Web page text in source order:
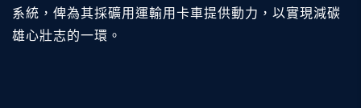
系統，俾為其採礦用運輸用卡車提供動力，以實現減碳
雄心壯志的一環。